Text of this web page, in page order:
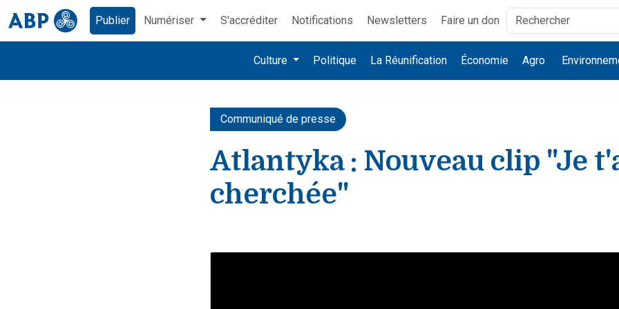
Publier Numériser S'accréditer Notifications Newsletters Faire un don
Culture Politique La Réunification Économie Agro
Communiqué de presse
Atlantyka : Nouveau clip "Je
cherchée"